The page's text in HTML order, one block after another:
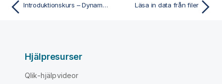
Introduktionskurs – Dynamiska vyer Läsa in data från filer
Hjälpresurser
Qlik-hjälpvideor